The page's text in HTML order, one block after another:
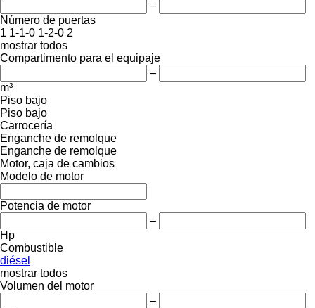
–
Número de puertas
1 1-1-0 1-2-0 2
mostrar todos
Compartimento para el equipaje
–
m³
Piso bajo
Piso bajo
Carrocería
Enganche de remolque
Enganche de remolque
Motor, caja de cambios
Modelo de motor
Potencia de motor
–
Hp
Combustible
diésel
mostrar todos
Volumen del motor
–